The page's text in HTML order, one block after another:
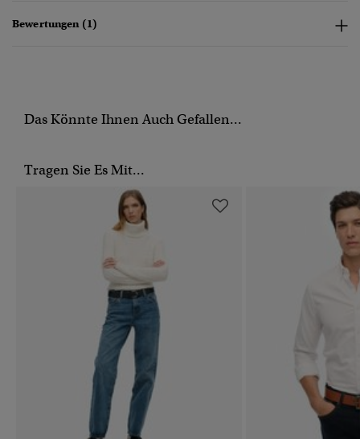
Bewertungen (1)
Das Könnte Ihnen Auch Gefallen...
Tragen Sie Es Mit...